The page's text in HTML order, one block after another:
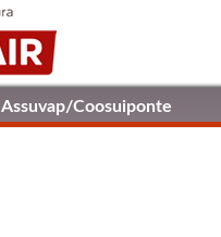
Assuvap/Coosuiponte